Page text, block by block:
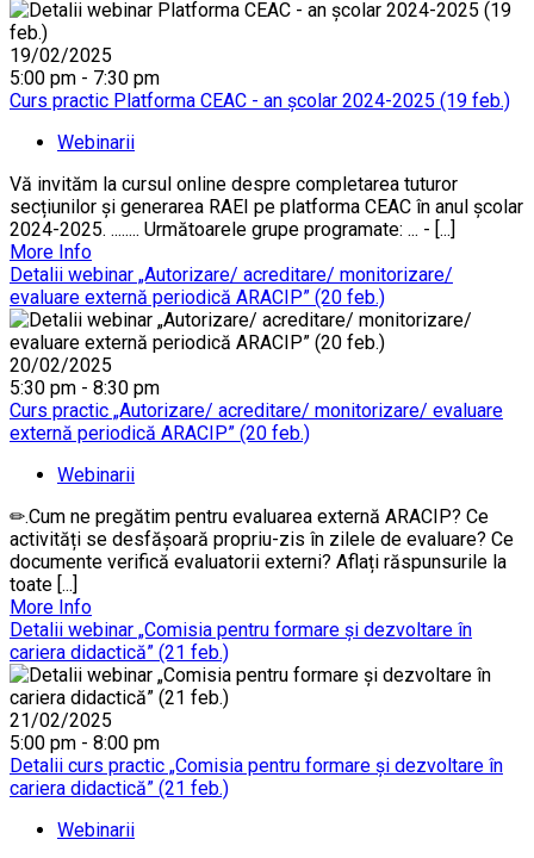
19/02/2025
5:00 pm - 7:30 pm
Curs practic Platforma CEAC - an școlar 2024-2025 (19 feb.)
Webinarii
Vă invităm la cursul online despre completarea tuturor
secțiunilor și generarea RAEI pe platforma CEAC în anul școlar
2024-2025. ........ Următoarele grupe programate: ... - [...]
More Info
Detalii webinar „Autorizare/ acreditare/ monitorizare/
evaluare externă periodică ARACIP” (20 feb.)
20/02/2025
5:30 pm - 8:30 pm
Curs practic „Autorizare/ acreditare/ monitorizare/ evaluare
externă periodică ARACIP” (20 feb.)
Webinarii
✏.Cum ne pregătim pentru evaluarea externă ARACIP? Ce
activități se desfășoară propriu-zis în zilele de evaluare? Ce
documente verifică evaluatorii externi? Aflați răspunsurile la
toate [...]
More Info
Detalii webinar „Comisia pentru formare și dezvoltare în
cariera didactică” (21 feb.)
21/02/2025
5:00 pm - 8:00 pm
Detalii curs practic „Comisia pentru formare și dezvoltare în
cariera didactică” (21 feb.)
Webinarii